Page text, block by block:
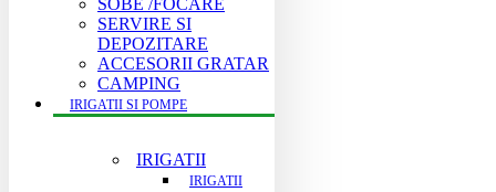
SOBE /FOCARE
SERVIRE SI
DEPOZITARE
ACCESORII GRATAR
CAMPING
IRIGATII SI POMPE
IRIGATII
IRIGATII